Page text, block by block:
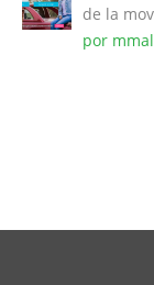
de la
por